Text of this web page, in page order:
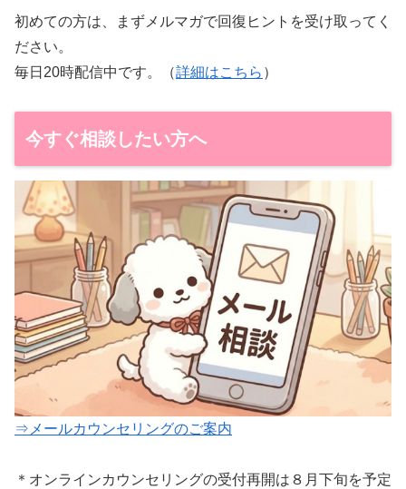
初めての方は、まずメルマガで回復ヒントを受け取ってく
ださい。
毎日20時配信中です。（詳細はこちら ）
今すぐ相談したい方へ
⇒メールカウンセリングのご案内
＊オンラインカウンセリングの受付再開は８月下旬を予定